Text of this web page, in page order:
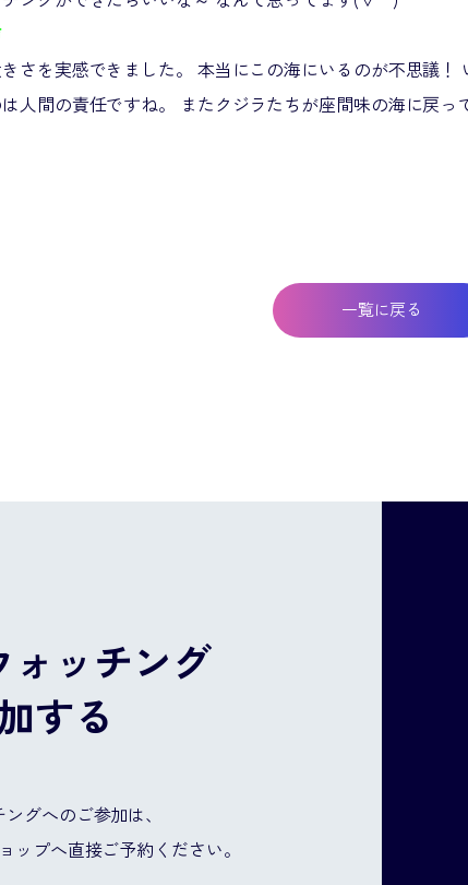
さを実感できました。 本当にこの海にいるのが不思議
人間の責任ですね。 またクジラたちが座間味の海に戻っ
一覧に戻る
ォッチング
する
グへのご参加は、
ップへ直接ご予約ください。